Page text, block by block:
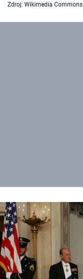
Zdroj: Wikimedia Commons